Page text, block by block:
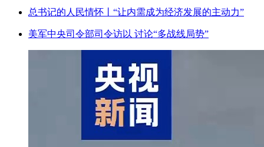
总书记的人民情怀丨“让内需成为经济发展的主动力”
美军中央司令部司令访以 讨论“多战线局势”